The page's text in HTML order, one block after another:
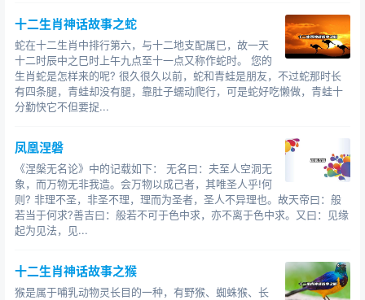
一座凤凰山，山上有一只神鸟名曰——火凤凰。楚国国君
和谋士请火凤凰为人间除魔，火凤凰义不容辞前去除魔，
火凤凰和乌龙大战七七四十九天没有分出胜负，火凤凰最
后只得牺牲自己，燃烧自己的心和乌龙拼搏，最后火凤凰
和乌龙同时化为灰烬，天地重现光明楚国百姓为了纪念火
是很大的方圆几公里的。
十二生肖神话故事之蛇
蛇在十二生肖中排行第六，与十二地支配属巳，故一天
十二时辰中之巳时上午九点至十一点又称作蛇时。 您的
生肖蛇是怎样来的呢? 很久很久以前，蛇和青蛙是朋友，不过蛇那时长
有四条腿，青蛙却没有腿，靠肚子蠕动爬行，可是蛇好吃懒做，青蛙十
分勤快它不但要捉...
凤凰涅磐
《涅槃无名论》中的记载如下： 无名曰：夫至人空洞无
象，而万物无非我造。会万物以成己者，其唯圣人乎!何
则? 非理不圣，非圣不理，理而为圣者，圣人不异理也。故天帝曰：般
若当于何求?善吉曰：般若不可于色中求，亦不离于色中求。又曰：见缘
起为见法，见...
十二生肖神话故事之猴
猴是属于哺乳动物灵长目的一种，有野猴、蜘蛛猴、长